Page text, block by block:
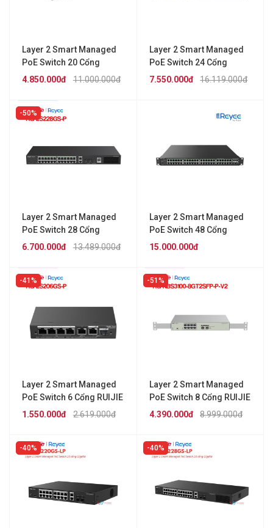
Layer 2 Smart Managed
PoE Switch 20 Cổng
RUIJIE REEYE RG-11.000.000đ
4.850.000đ
Layer 2 Smart Managed
PoE Switch 24 Cổng
RUIJIE YEEYE RG-16.119.000đ
7.550.000đ
50%
Layer 2 Smart Managed
PoE Switch 28 Cổng
RUIJIE REEYE RG-13.489.000đ
6.700.000đ
Layer 2 Smart Managed
PoE Switch 48 Cổng
10/100/1000BASE-T
48GT4SFP-P
15.000.000đ
41%
Layer 2 Smart Managed
PoE Switch 6 Cổng RUIJIE
REEYE RG-ES206GS-P
2.619.000đ
1.550.000đ
51%
Layer 2 Smart Managed
PoE Switch 8 Cổng RUIJIE
REEYE RG-NBS3100-
8.999.000đ
4.390.000đ
40% 40%